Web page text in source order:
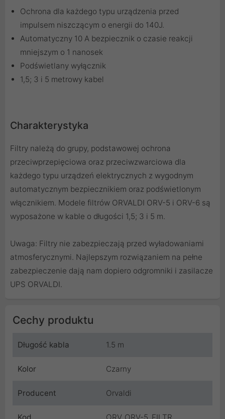
Ochrona dla każdego typu urządzenia przed
impulsem niszczącym o energii do 140J.
Automatyczny 10 A bezpiecznik o czasie reakcji
mniejszym o 1 nanosek
Podświetlany wyłącznik
1,5; 3 i 5 metrowy kabel
Charakterystyka
Filtry należą do grupy, podstawowej ochrona
przeciwprzepięciowa oraz przeciwzwarciowa dla
każdego typu urządzeń elektrycznych z wygodnym
automatycznym bezpiecznikiem oraz podświetlonym
włącznikiem. Modele filtrów ORVALDI ORV-5 i ORV-6 są
wyposażone w kable o długości 1,5; 3 i 5 m.
Uwaga: Filtry nie zabezpieczają przed wyładowaniami
atmosferycznymi. Najlepszym rozwiązaniem na pełne
zabezpieczenie dają nam dopiero odgromniki i zasilacze
UPS ORVALDI.
Cechy produktu
Długość kabla 1.5 m
Kolor Czarny
Producent Orvaldi